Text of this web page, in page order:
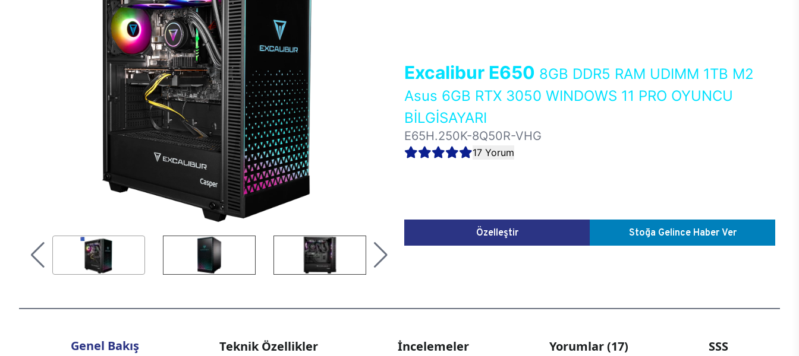
Excalibur E650 8GB DDR5 RAM UDIMM 1TB M2
Asus 6GB RTX 3050 WINDOWS 11 PRO OYUNCU
BİLGİSAYARI
E65H.250K-8Q50R-VHG
17 Yorum
Özelleştir Stoğa Gelince Haber Ver
Genel Bakış Teknik Özellikler İncelemeler Yorumlar (17) SSS